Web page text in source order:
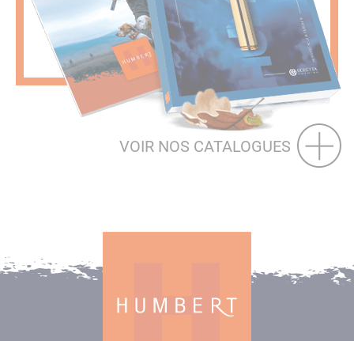
VOIR NOS CATALOGUES